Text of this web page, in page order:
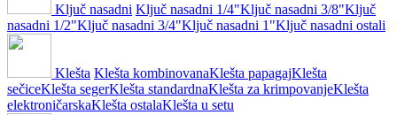
Ključ nasadni Ključ nasadni 1/4"Ključ nasadni 3/8"Ključ
nasadni 1/2"Ključ nasadni 3/4"Ključ nasadni 1"Ključ nasadni ostali
Klešta Klešta kombinovanaKlešta papagajKlešta
sečiceKlešta segerKlešta standardnaKlešta za krimpovanjeKlešta
elektroničarskaKlešta ostalaKlešta u setu